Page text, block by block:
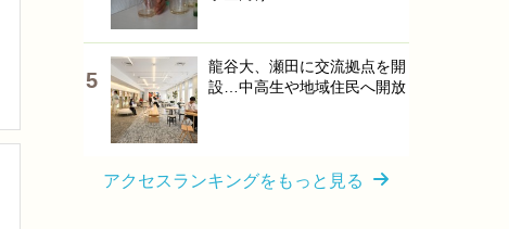
龍谷大、瀬田に交流拠点を開
設…中高生や地域住民へ開放
アクセスランキングをもっと見る